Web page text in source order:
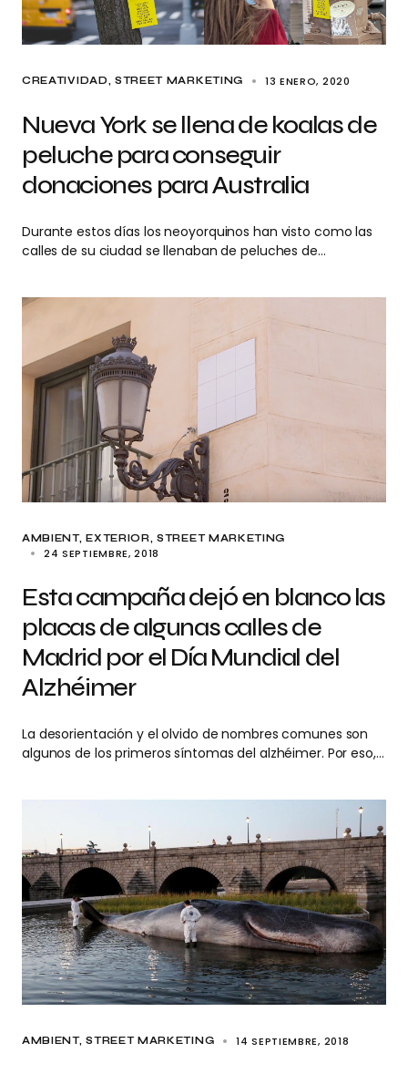
CREATIVIDAD STREET MARKETING 13 ENERO, 2020
Nueva York se llena de koalas de
peluche para conseguir
donaciones para Australia
Durante estos días los neoyorquinos han visto como las
calles de su ciudad se llenaban de peluches de…
AMBIENT EXTERIOR STREET MARKETING
24 SEPTIEMBRE, 2018
Esta campaña dejó en blanco las
placas de algunas calles de
Madrid por el Día Mundial del
Alzhéimer
La desorientación y el olvido de nombres comunes son
algunos de los primeros síntomas del alzhéimer. Por eso,…
AMBIENT STREET MARKETING 14 SEPTIEMBRE, 2018